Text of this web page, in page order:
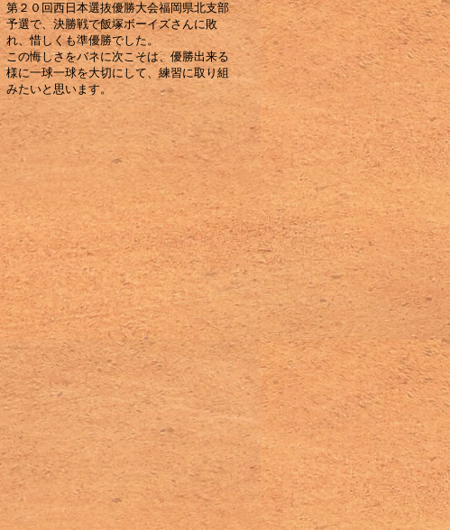
第２０回西日本選抜優勝大会福岡県北支部
予選で、決勝戦で飯塚ボーイズさんに敗
れ、惜しくも準優勝でした。
この悔しさをバネに次こそは、優勝出来る
様に一球一球を大切にして、練習に取り組
みたいと思います。